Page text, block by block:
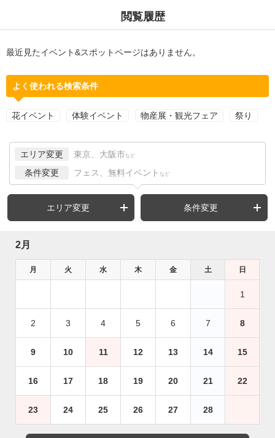
閲覧履歴
最近見たイベント&スポットページはありません。
よく使われる検索条件
花イベント 体験イベント 物産展・観光フェア 祭り
エリア変更 東京、大阪市 など
条件変更 フェス、無料イベント など
エリア変更 条件変更
2月
月 火 水 木 金 土 日
1
2 3 4 5 6 7 8
9 10 11 12 13 14 15
16 17 18 19 20 21 22
23 24 25 26 27 28